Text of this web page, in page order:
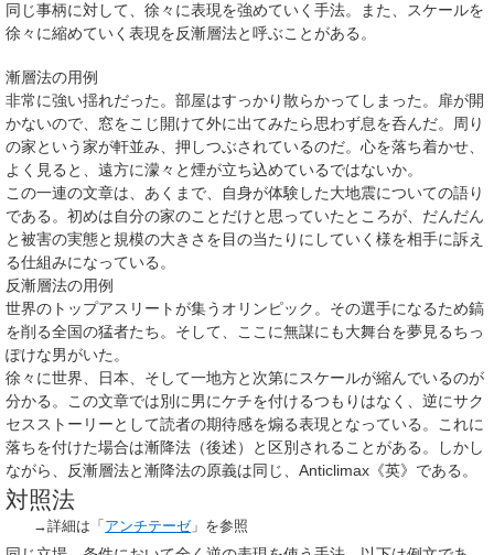
同じ事柄に対して、徐々に表現を強めていく手法。また、スケールを
徐々に縮めていく表現を反漸層法と呼ぶことがある。
漸層法の用例
非常に強い揺れだった。部屋はすっかり散らかってしまった。扉が開
かないので、窓をこじ開けて外に出てみたら思わず息を呑んだ。周り
の家という家が軒並み、押しつぶされているのだ。心を落ち着かせ、
よく見ると、遠方に濛々と煙が立ち込めているではないか。
この一連の文章は、あくまで、自身が体験した大地震についての語り
である。初めは自分の家のことだけと思っていたところが、だんだん
と被害の実態と規模の大きさを目の当たりにしていく様を相手に訴え
る仕組みになっている。
反漸層法の用例
世界のトップアスリートが集うオリンピック。その選手になるため鎬
を削る全国の猛者たち。そして、ここに無謀にも大舞台を夢見るちっ
ぽけな男がいた。
徐々に世界、日本、そして一地方と次第にスケールが縮んでいるのが
分かる。この文章では別に男にケチを付けるつもりはなく、逆にサク
セスストーリーとして読者の期待感を煽る表現となっている。これに
落ちを付けた場合は漸降法（後述）と区別されることがある。しかし
ながら、反漸層法と漸降法の原義は同じ、 Anticlimax 《英》である。
対照法
→詳細は「 アンチテーゼ」を参照